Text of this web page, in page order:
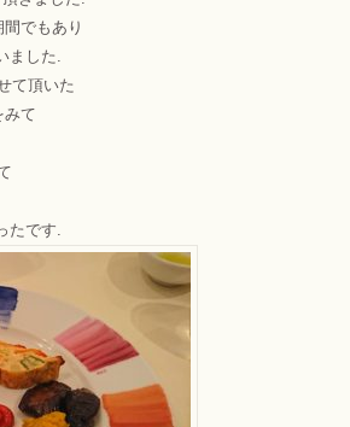
でもあり
ました.
て頂いた
みて
たです.